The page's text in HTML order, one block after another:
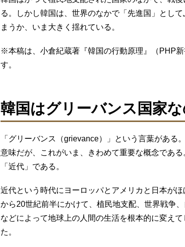
る。しかし韓国は、世界のなかで「先進国」とし
まうか、いま大きく揺れている。
※本稿は、小倉紀蔵著『韓国の行動原理』（PHP
す。
韓国はグリーバンス国家
「グリーバンス（grievance）」という言葉がある
意味だが、これがいま、きわめて重要な概念であ
「近代」である。
近代という時代にヨーロッパとアメリカと日本が
から20世紀前半にかけて、植民地支配、世界戦争
などによって地球上の人間の生活を根本的に変え
た。